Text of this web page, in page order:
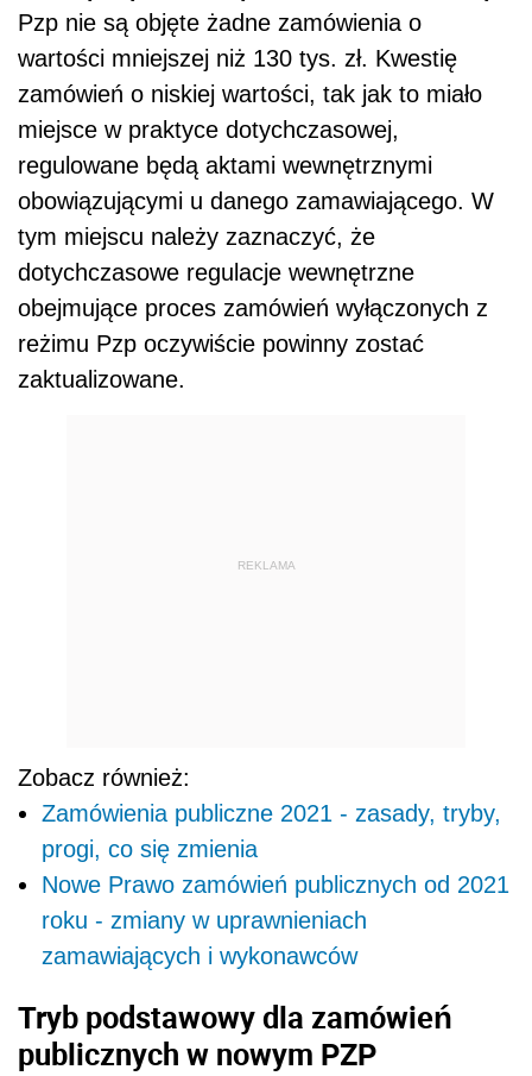
Pzp nie są objęte żadne zamówienia o
wartości mniejszej niż 130 tys. zł. Kwestię
zamówień o niskiej wartości, tak jak to miało
miejsce w praktyce dotychczasowej,
regulowane będą aktami wewnętrznymi
obowiązującymi u danego zamawiającego. W
tym miejscu należy zaznaczyć, że
dotychczasowe regulacje wewnętrzne
obejmujące proces zamówień wyłączonych z
reżimu Pzp oczywiście powinny zostać
zaktualizowane.
REKLAMA
Zobacz również:
Zamówienia publiczne 2021 - zasady, tryby,
progi, co się zmienia
Nowe Prawo zamówień publicznych od 2021
roku - zmiany w uprawnieniach
zamawiających i wykonawców
Tryb podstawowy dla zamówień
publicznych w nowym PZP